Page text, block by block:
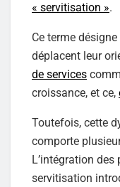
« servitisation ».
Ce terme
déplacent leur
de services
croissance, et ce,
Toutefois, cette
comporte
L’intégration des
servitisation